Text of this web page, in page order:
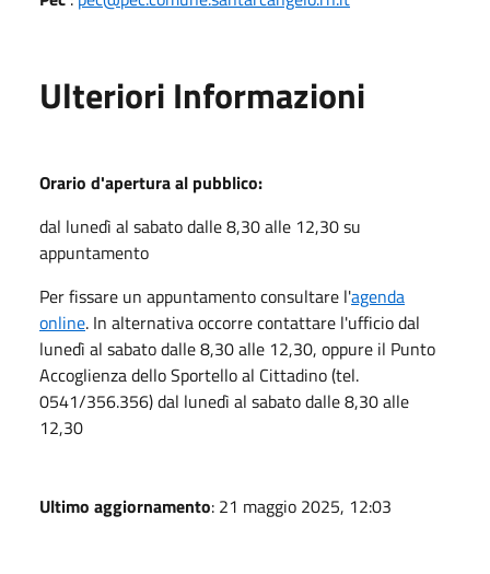
Ulteriori Informazioni
Orario d'apertura al pubblico:
dal lunedì al sabato dalle 8,30 alle 12,30 su
appuntamento
Per fissare un appuntamento consultare l'agenda
online. In alternativa occorre contattare l'ufficio dal
lunedì al sabato dalle 8,30 alle 12,30, oppure il Punto
Accoglienza dello Sportello al Cittadino (tel.
0541/356.356) dal lunedì al sabato dalle 8,30 alle
12,30
Ultimo aggiornamento: 21 maggio 2025, 12:03